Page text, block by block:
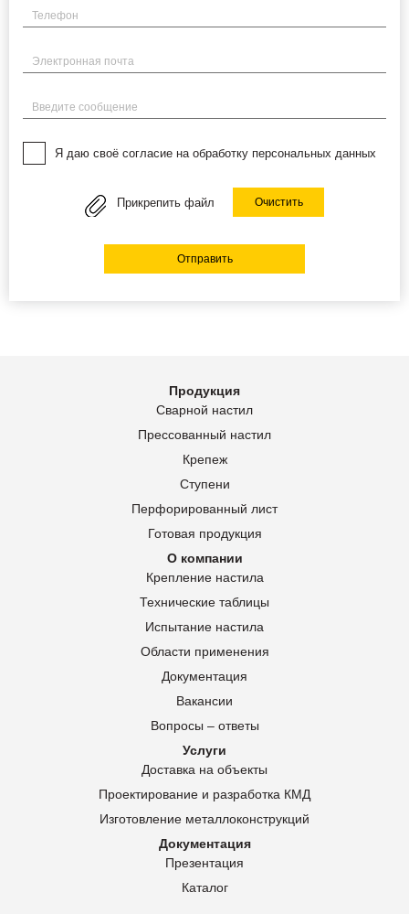
Телефон
Электронная почта
Введите сообщение
Я даю своё согласие на обработку персональных данных
Прикрепить файл Очистить
Отправить
Продукция
Сварной настил
Прессованный настил
Крепеж
Ступени
Перфорированный лист
Готовая продукция
О компании
Крепление настила
Технические таблицы
Испытание настила
Области применения
Документация
Вакансии
Вопросы – ответы
Услуги
Доставка на объекты
Проектирование и разработка КМД
Изготовление металлоконструкций
Документация
Презентация
Каталог